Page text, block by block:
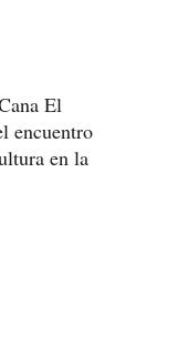
El
encuentro
en la